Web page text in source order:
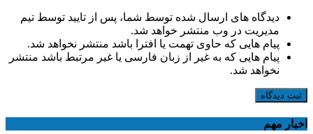
دیدگاه های ارسال شده توسط شما، پس از تایید توسط تیم
مدیریت در وب منتشر خواهد شد.
پیام هایی که حاوی تهمت یا افترا باشد منتشر نخواهد شد.
پیام هایی که به غیر از زبان فارسی یا غیر مرتبط باشد منتشر
نخواهد شد.
ثبت دیدگاه
اخبار مهم